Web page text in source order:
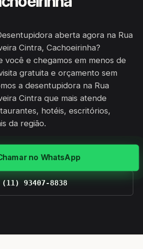
aberta agora na Rua
Cintra, Cachoeirinha?
você e chegamos em menos de
gratuita e orçamento sem
a desentupidora na Rua
Cintra que mais atende
hotéis, escritórios,
da região.
no WhatsApp
(11) 93407-8838